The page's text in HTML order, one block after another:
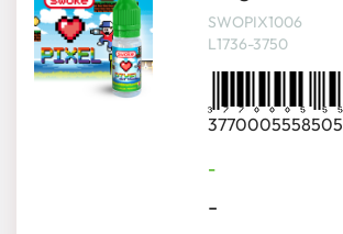
SWOPIX1006
L1736-3750
3770005558505
-
-